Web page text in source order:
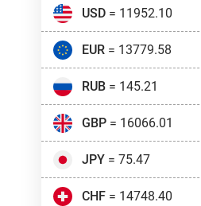
USD= 11952.10
EUR= 13779.58
RUB= 145.21
GBP= 16066.01
JPY= 75.47
CHF= 14748.40